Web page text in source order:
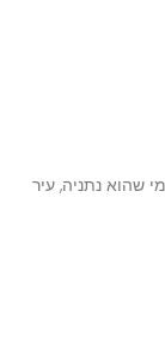
שהוא נתניה, עיר